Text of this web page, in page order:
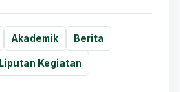
Akademik Berita
Liputan Kegiatan